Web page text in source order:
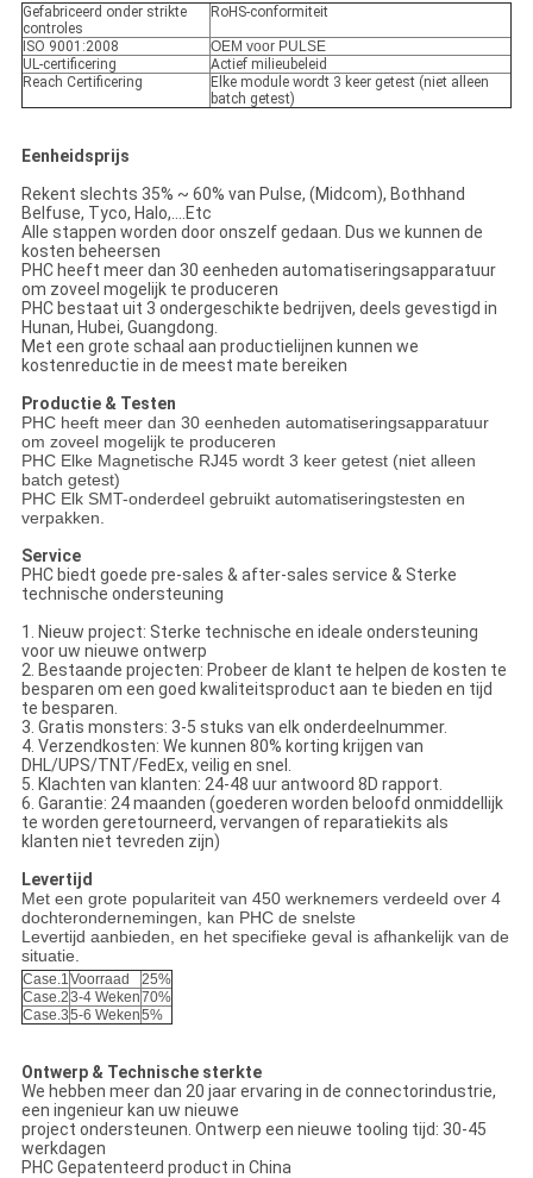
Gefabriceerd onder strikte
controles
RoHS-conformiteit
ISO 9001:2008
OEM voor PULSE
UL-certificering
Actief milieubeleid
Reach Certificering
Elke module wordt 3 keer getest (niet alleen
batch getest)
Eenheidsprijs
Rekent slechts 35% ~ 60% van Pulse, (Midcom), Bothhand
Belfuse, Tyco, Halo,....Etc
Alle stappen worden door onszelf gedaan. Dus we kunnen de
kosten beheersen
PHC heeft meer dan 30 eenheden automatiseringsapparatuur
om zoveel mogelijk te produceren
PHC bestaat uit 3 ondergeschikte bedrijven, deels gevestigd in
Hunan, Hubei, Guangdong.
Met een grote schaal aan productielijnen kunnen we
kostenreductie in de meest mate bereiken
Productie & Testen
PHC heeft meer dan 30 eenheden automatiseringsapparatuur
om zoveel mogelijk te produceren
PHC Elke Magnetische RJ45 wordt 3 keer getest (niet alleen
batch getest)
PHC Elk SMT-onderdeel gebruikt automatiseringstesten en
verpakken.
Service
PHC biedt goede pre-sales & after-sales service & Sterke
technische ondersteuning
1. Nieuw project: Sterke technische en ideale ondersteuning
voor uw nieuwe ontwerp
2. Bestaande projecten: Probeer de klant te helpen de kosten te
besparen om een ​​goed kwaliteitsproduct aan te bieden en tijd
te besparen.
3. Gratis monsters: 3-5 stuks van elk onderdeelnummer.
4. Verzendkosten: We kunnen 80% korting krijgen van
DHL/UPS/TNT/FedEx, veilig en snel.
5. Klachten van klanten: 24-48 uur antwoord 8D rapport.
6. Garantie: 24 maanden (goederen worden beloofd onmiddellijk
te worden geretourneerd, vervangen of reparatiekits als
klanten niet tevreden zijn)
Levertijd
Met een grote populariteit van 450 werknemers verdeeld over 4
dochterondernemingen, kan PHC de snelste
Levertijd aanbieden, en het specifieke geval is afhankelijk van de
situatie.
Case.1 Voorraad
25%
Case.23-4 Weken70%
Case.35-6 Weken5%
Ontwerp & Technische sterkte
We hebben meer dan 20 jaar ervaring in de connectorindustrie,
een ingenieur kan uw nieuwe
project ondersteunen. Ontwerp een nieuwe tooling tijd: 30-45
werkdagen
PHC Gepatenteerd product in China